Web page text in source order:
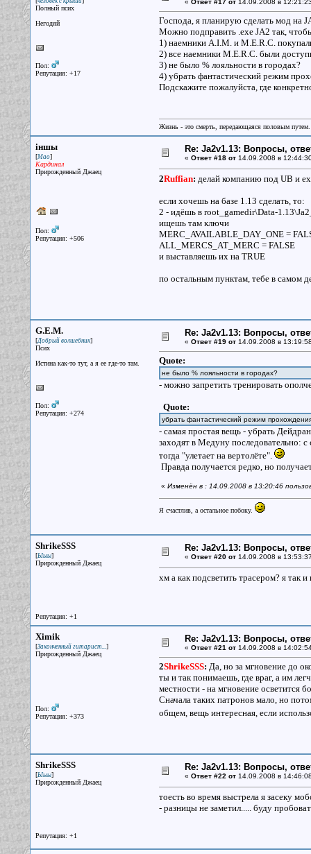
Полный псих
Негодяй
Пол:
Репутация: +17
« Ответ #17 от14.09.2008 в
Господа, я планирую сделать мод на
Можно подправить .exe JA2 так,
1) наемники A.I.M. и M.E.R.C.
2) все наемники M.E.R.C. были
3) не было % лояльности в городах?
4) убрать фантастический режим
Подскажите пожалуйста, где
Жизнь - это смерть, передающаяся половым путем.
iншы
[Мао]
Кардинал
Прирожденный Джаец
Пол:
Репутация: +506
Re: Ja2v1.13: Вопросы,
« Ответ #18 от14.09.2008 в
2Ruffian: делай компанию под UB и
если хочешь на базе 1.13 сделать, то:
2 - идёшь в root_gamedir\Data-
ищешь там ключи
MERC_AVAILABLE_DAY_ONE =
ALL_MERCS_AT_MERC = FALSE
и выставляешь их на TRUE
по остальным пунктам, тебе в самом
G.E.M.
[Добрый волшебник]
Псих
Истина как-то тут, а я ее где-то там.
Пол:
Репутация: +274
Re: Ja2v1.13: Вопросы,
« Ответ #19 от14.09.2008 в
Quote:
не было % лояльности в городах?
- можно запретить тренировать
Quote:
убрать фантастический режим
- самая простая вещь - убрать
заходят в Медуну последовательно: с
тогда "улетает на вертолёте".
Правда получается редко, но
« Изменён в : 14.09.2008 в 13:20:46
Я счастлив, а остальное побоку.
ShrikeSSS
[Ыыы]
Прирожденный Джаец
Репутация: +1
Re: Ja2v1.13: Вопросы,
« Ответ #20 от14.09.2008 в
хм а как подсветить трасером? я так
Ximik
[Законченный гитарист...]
Прирожденный Джаец
Пол:
Репутация: +373
Re: Ja2v1.13: Вопросы,
« Ответ #21 от14.09.2008 в
2ShrikeSSS: Да, но за мгновение до
ты и так понимаешь, где враг, а им
местности - на мгновение осветится
Сначала таких патронов мало, но
общем, вещь интересная, если
ShrikeSSS
[Ыыы]
Прирожденный Джаец
Репутация: +1
Re: Ja2v1.13: Вопросы,
« Ответ #22 от14.09.2008 в
тоесть во время выстрела я засеку
- разницы не заметил..... буду